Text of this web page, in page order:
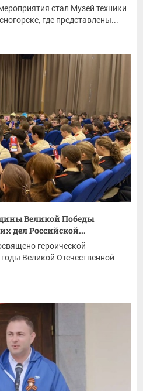
стал Музей техники
где представлены...
Великой Победы
дел Российской...
героической
Великой Отечественной